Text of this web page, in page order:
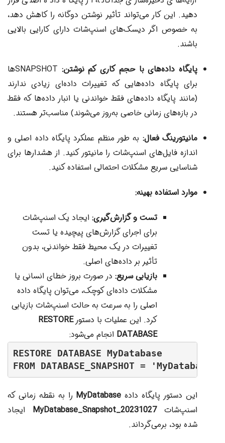
دهید. این کار می‌تواند تأثیر نوشتن دوگانه را کاهش دهد،
به خصوص اگر دیسک‌های اسنپ‌شات دارای کارایی بالایی
باشند.
پایگاه داده‌های با حجم کاری کم نوشتن:
SNAPSHOTها
برای پایگاه داده‌هایی که تغییرات داده‌ای زیادی ندارند
(مانند پایگاه داده‌های فقط خواندنی یا انبار داده‌ها که فقط
در بازه‌های زمانی خاصی به‌روز می‌شوند) مناسب‌تر هستند.
مانیتورینگ فعال: به طور منظم عملکرد پایگاه داده اصلی و
اندازه فایل‌های اسنپ‌شات را مانیتور کنید. از هشدارها برای
شناسایی سریع مشکلات احتمالی استفاده کنید.
موارد استفاده بهینه:
تست و گزارش‌گیری: ایجاد یک اسنپ‌شات
برای اجرای گزارش‌های پیچیده یا تست
تغییرات در یک محیط فقط خواندنی، بدون
تأثیر بر داده‌های اصلی.
بازیابی سریع: در صورت بروز خطای انسانی یا
مشکلات داده‌ای کوچک، می‌توان پایگاه داده
اصلی را به سرعت به حالت اسنپ‌شات بازیابی
کرد. این عملیات با دستورRESTORE
DATABASE انجام می‌شود:
RESTORE DATABASE MyDatabase
FROM DATABASE_SNAPSHOT =
این دستور پایگاه داده MyDatabase را به نقطه زمانی که
اسنپ‌شاتMyDatabase_Snapshot_20231027 ایجاد
شده بود، برمی‌گرداند.